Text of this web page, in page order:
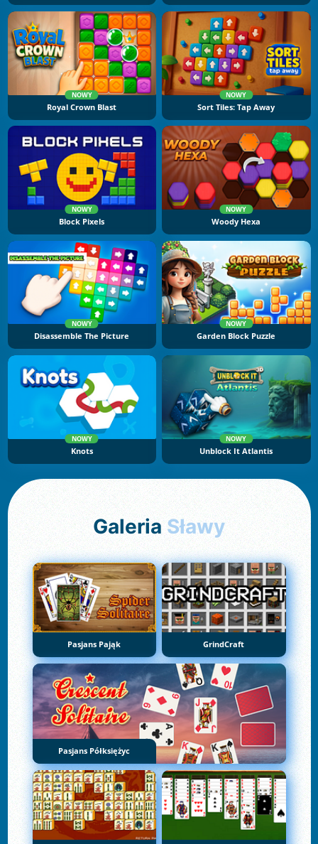
NOWY
Royal Crown Blast
NOWY
Sort Tiles: Tap Away
NOWY
Block Pixels
NOWY
Woody Hexa
NOWY
Disassemble The Picture
NOWY
Garden Block Puzzle
NOWY
Knots
NOWY
Unblock It Atlantis
Galeria Sławy
Pasjans Pająk GrindCraft
Pasjans Półksiężyc